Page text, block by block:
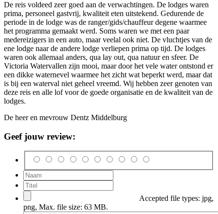
De reis voldeed zeer goed aan de verwachtingen. De lodges waren
prima, personeel gastvrij, kwaliteit eten uitstekend. Gedurende de
periode in de lodge was de ranger/gids/chauffeur degene waarmee
het programma gemaakt werd. Soms waren we met een paar
medereizigers in een auto, maar veelal ook niet. De vluchtjes van de
ene lodge naar de andere lodge verliepen prima op tijd. De lodges
waren ook allemaal anders, qua lay out, qua natuur en sfeer. De
Victoria Watervallen zijn mooi, maar door het vele water ontstond er
een dikke waternevel waarmee het zicht wat beperkt werd, maar dat
is bij een waterval niet geheel vreemd. Wij hebben zeer genoten van
deze reis en alle lof voor de goede organisatie en de kwaliteit van de
lodges.
De heer en mevrouw Dentz Middelburg
Geef jouw review:
Accepted file types: jpg,
png, Max. file size: 63 MB.